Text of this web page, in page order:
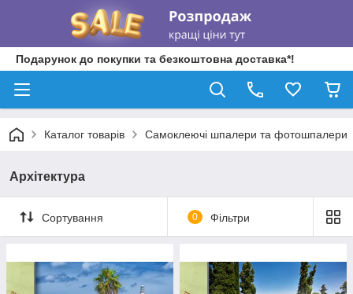
Подарунок до покупки та безкоштовна доставка*!
Каталог товарів Самоклеючі шпалери та фотошпалери
Архітектура
Сортування 0 Фільтри